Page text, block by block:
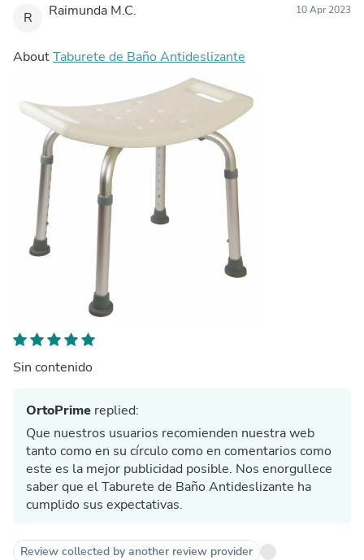
R Raimunda M.C. 10 Apr 2023
AboutTaburete de Baño Antideslizante
Sin contenido
OrtoPrime replied:
Que nuestros usuarios recomienden nuestra web
tanto como en su círculo como en comentarios como
este es la mejor publicidad posible. Nos enorgullece
saber que el Taburete de Baño Antideslizante ha
cumplido sus expectativas.
Review collected by another review provider